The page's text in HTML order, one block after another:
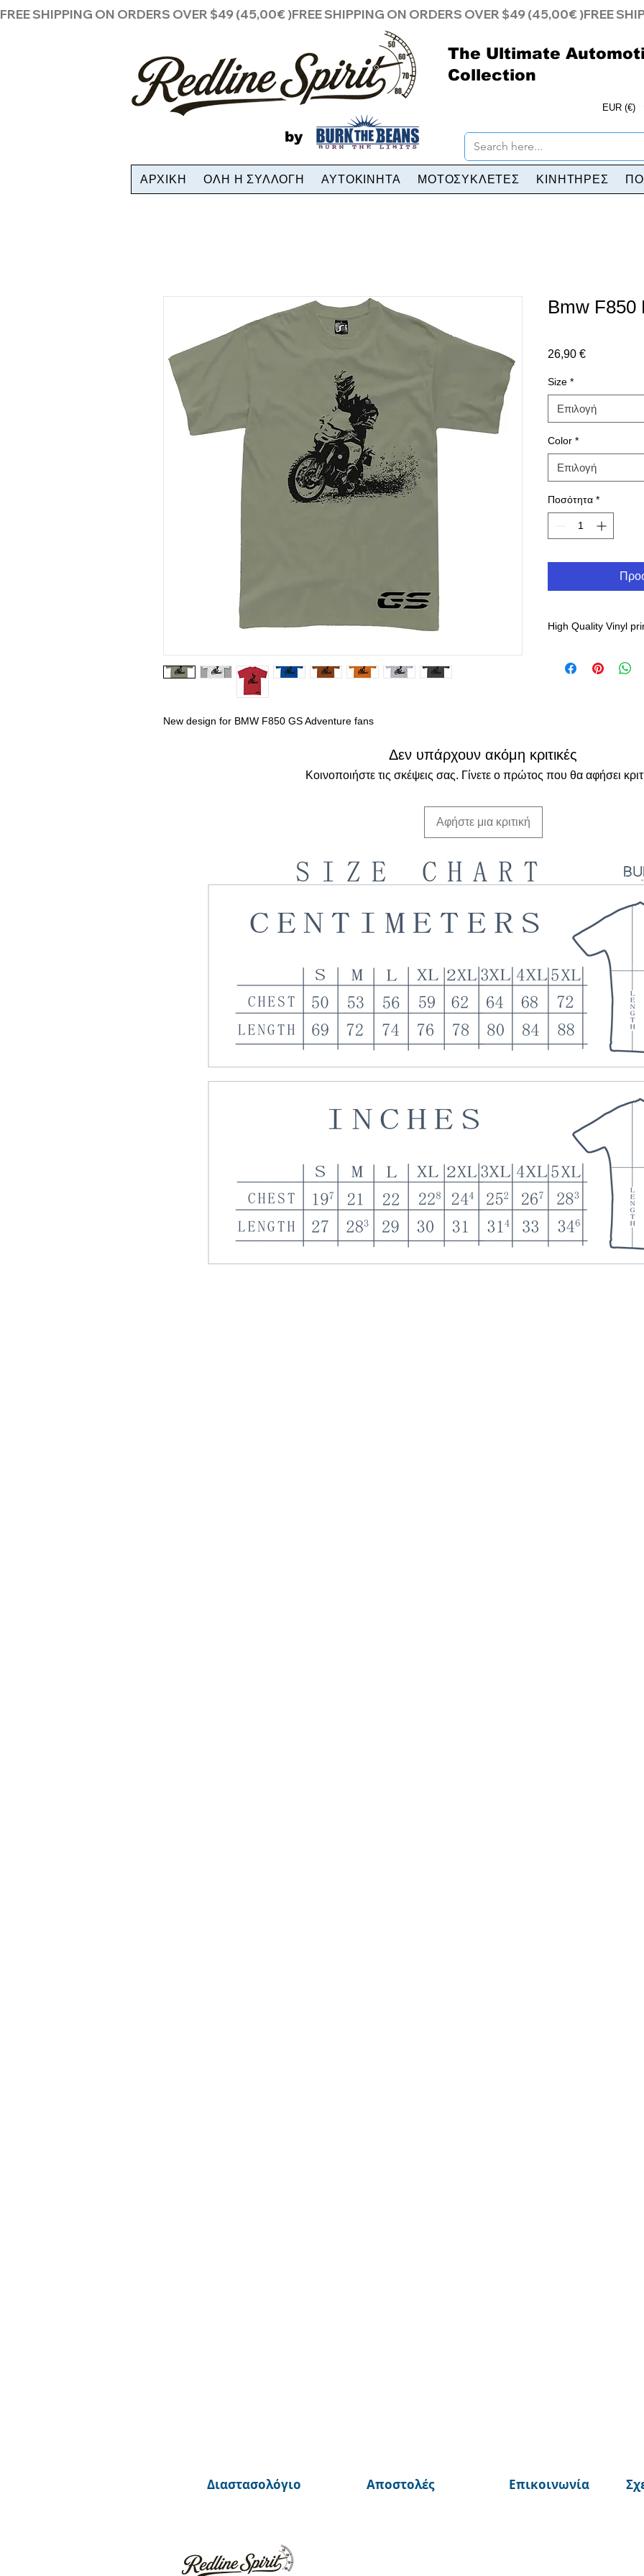
FREE SHIPPING ON ORDERS OVER $49 (45,00€ )
by
The Ultimate
Collection
EUR (€)
ΑΡΧΙΚΗ ΟΛΗ Η ΣΥΛΛΟΓΗ ΑΥΤΟΚΙΝΗΤΑ ΜΟΤΟΣΥΚΛΕΤΕΣ ΚΙΝΗΤΗΡΕΣ
New design for BMW F850 GS Adventure fans
Bmw F850
26,90 €Τιμή
Size *
Επιλογή
Color *
Επιλογή
Ποσότητα *
High Quality Vinyl
Δεν υπάρχουν ακόμη κριτικές
Κοινοποιήστε τις σκέψεις σας. Γίνετε ο πρώτος που θα αφήσει
Αφήστε μια κριτική
Διαστασολόγιο Αποστολές Επικοινωνία